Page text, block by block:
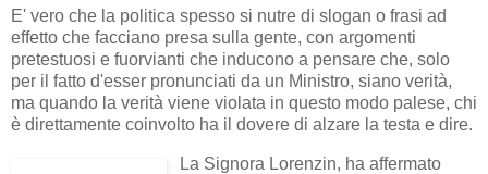
E' vero che la politica spesso si nutre di slogan o frasi ad
effetto che facciano presa sulla gente, con argomenti
pretestuosi e fuorvianti che inducono a pensare che, solo
per il fatto d'esser pronunciati da un Ministro, siano verità,
ma quando la verità viene violata in questo modo palese, chi
è direttamente coinvolto ha il dovere di alzare la testa e dire.
La Signora Lorenzin, ha affermato